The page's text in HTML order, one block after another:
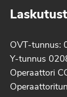
OVT-tunnus:
Y-tunnus
Operaattori